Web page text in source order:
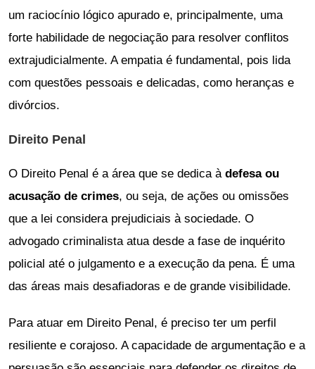
um raciocínio lógico apurado e, principalmente, uma
forte habilidade de negociação para resolver conflitos
extrajudicialmente. A empatia é fundamental, pois lida
com questões pessoais e delicadas, como heranças e
divórcios.
Direito Penal
O Direito Penal é a área que se dedica à defesa ou
acusação de crimes, ou seja, de ações ou omissões
que a lei considera prejudiciais à sociedade. O
advogado criminalista atua desde a fase de inquérito
policial até o julgamento e a execução da pena. É uma
das áreas mais desafiadoras e de grande visibilidade.
Para atuar em Direito Penal, é preciso ter um perfil
resiliente e corajoso. A capacidade de argumentação e a